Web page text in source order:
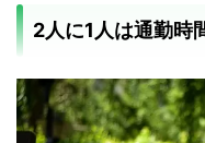
2人に1人は通勤時